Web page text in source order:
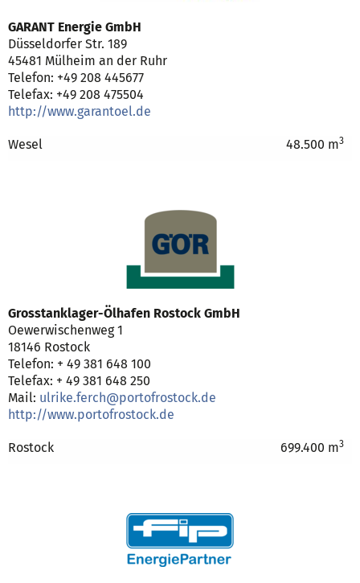
GARANT Energie GmbH
Düsseldorfer Str. 189
45481 Mülheim an der Ruhr
Telefon: +49 208 445677
Telefax: +49 208 475504
http://www.garantoel.de
Wesel 48.500 m3
Grosstanklager-Ölhafen Rostock GmbH
Oewerwischenweg 1
18146 Rostock
Telefon: + 49 381 648 100
Telefax: + 49 381 648 250
Mail: ulrike.ferch@portofrostock.de
http://www.portofrostock.de
Rostock 699.400 m3